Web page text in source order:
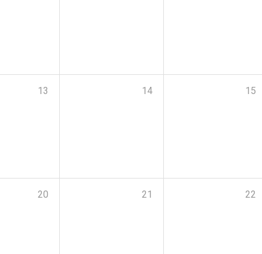
13 14 15
20 21 22